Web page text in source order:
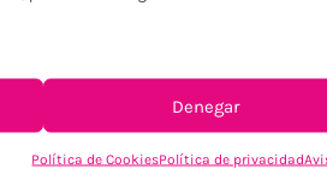
Denegar
Política de CookiesPolítica de privacidad
CX1572-05
Categoría:Navidad